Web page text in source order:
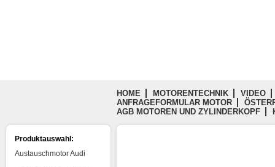
HOME MOTORENTECHNIK
VIDEO
ANFRAGEFORMULAR MOTOR
AGB MOTOREN UND ZYLINDERKOPF
Produktauswahl:
Austauschmotor Audi